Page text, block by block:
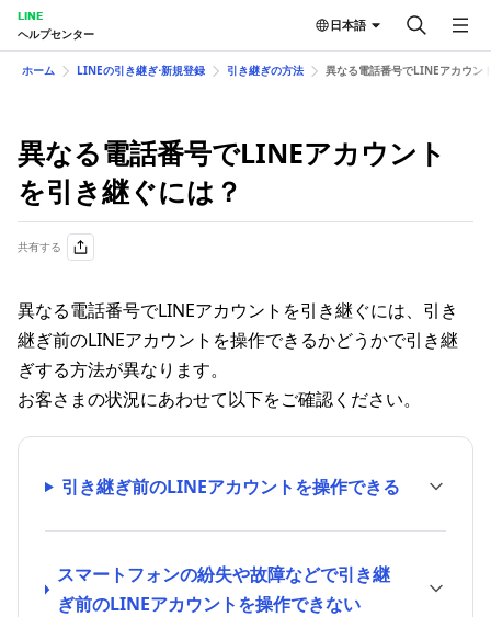
LINE
ヘルプセンター
日本語
ホーム LINEの引き継ぎ⋅新規登録 引き継ぎの方法 異なる電話番号でLINEアカウン
異なる電話番号でLINEアカウント
を引き継ぐには？
共有する
異なる電話番号でLINEアカウントを引き継ぐには、引き
継ぎ前のLINEアカウントを操作できるかどうかで引き継
ぎする方法が異なります。
お客さまの状況にあわせて以下をご確認ください。
引き継ぎ前のLINEアカウントを操作できる
スマートフォンの紛失や故障などで引き継
ぎ前のLINEアカウントを操作できない